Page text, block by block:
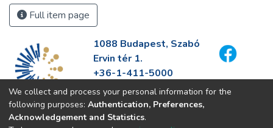
Full item page
1088 Budapest, Szabó
Ervin tér 1.
+36-1-411-5000
info@fszek.hu
https://fszek.hu
We collect and process your personal information for the
following purposes: Authentication, Preferences,
Acknowledgement and Statistics.